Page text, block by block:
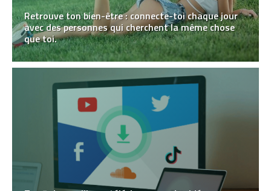
Retrouve ton bien-être : connecte-toi chaque jour
avec des personnes qui cherchent la même chose
que toi.